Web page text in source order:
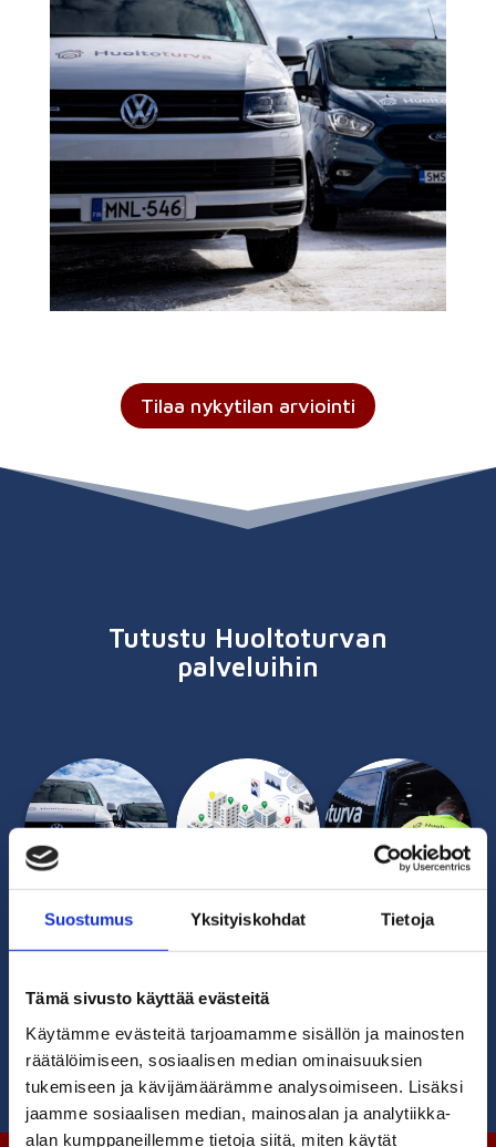
Suostumus Yksityiskohdat Tietoja
Tämä sivusto käyttää evästeitä
Käytämme evästeitä tarjoamamme sisällön ja mainosten
räätälöimiseen, sosiaalisen median ominaisuuksien
tukemiseen ja kävijämäärämme analysoimiseen. Lisäksi
jaamme sosiaalisen median, mainosalan ja analytiikka-
alan kumppaneillemme tietoja siitä, miten käytät
Tilaa nykytilan arviointi
Tutustu Huoltoturvan
palveluihin
Huoltoturva Etävalvonta
Palvelut